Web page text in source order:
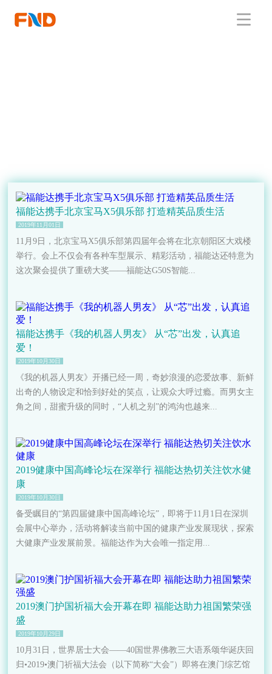
福能达携手北京宝马X5俱乐部 打造精英品质生活
2019年11月01日
11月9日，北京宝马X5俱乐部第四届年会将在北京朝阳区大戏楼
举行。会上不仅会有各种车型展示、精彩活动，福能达还特意为
这次聚会提供了重磅大奖——福能达G50S智能...
福能达携手《我的机器人男友》 从“芯”出发，认真追
爱！
2019年10月30日
《我的机器人男友》开播已经一周，奇妙浪漫的恋爱故事、新鲜
出奇的人物设定和恰到好处的笑点，让观众大呼过瘾。而男女主
角之间，甜蜜升级的同时，“人机之别”的鸿沟也越来...
2019健康中国高峰论坛在深举行 福能达热切关注饮水健
康
2019年10月30日
备受瞩目的“第四届健康中国高峰论坛”，即将于11月1日在深圳
会展中心举办，活动将解读当前中国的健康产业发展现状，探索
大健康产业发展前景。福能达作为大会唯一指定用...
2019澳门护国祈福大会开幕在即 福能达助力祖国繁荣强
盛
2019年10月29日
10月31日，世界居士大会——40国世界佛教三大语系颂华诞庆回
归•2019•澳门祈福大法会（以下简称“大会”）即将在澳门综艺馆